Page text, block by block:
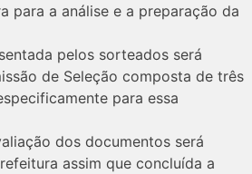
para a análise e a preparação da
pelos sorteados será
de Seleção composta de três
para essa
dos documentos será
assim que concluída a